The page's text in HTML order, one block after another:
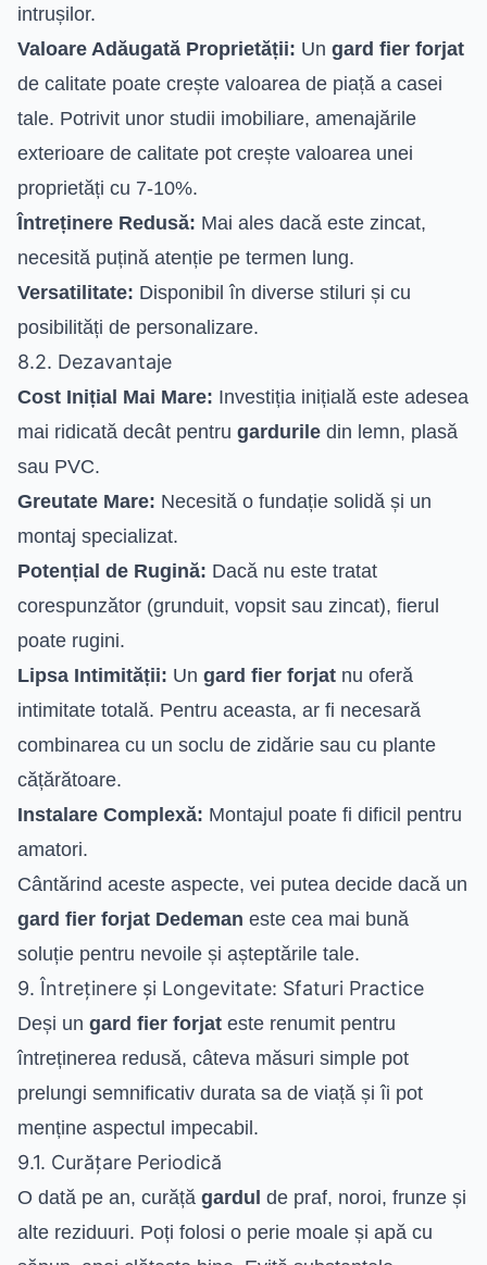
intrușilor.
Valoare Adăugată Proprietății: Un gard fier forjat
de calitate poate crește valoarea de piață a casei
tale. Potrivit unor studii imobiliare, amenajările
exterioare de calitate pot crește valoarea unei
proprietăți cu 7-10%.
Întreținere Redusă: Mai ales dacă este zincat,
necesită puțină atenție pe termen lung.
Versatilitate: Disponibil în diverse stiluri și cu
posibilități de personalizare.
8.2. Dezavantaje
Cost Inițial Mai Mare: Investiția inițială este adesea
mai ridicată decât pentru gardurile din lemn, plasă
sau PVC.
Greutate Mare: Necesită o fundație solidă și un
montaj specializat.
Potențial de Rugină: Dacă nu este tratat
corespunzător (grunduit, vopsit sau zincat), fierul
poate rugini.
Lipsa Intimității: Un gard fier forjat nu oferă
intimitate totală. Pentru aceasta, ar fi necesară
combinarea cu un soclu de zidărie sau cu plante
cățărătoare.
Instalare Complexă: Montajul poate fi dificil pentru
amatori.
Cântărind aceste aspecte, vei putea decide dacă un
gard fier forjat Dedeman este cea mai bună
soluție pentru nevoile și așteptările tale.
9. Întreținere și Longevitate: Sfaturi Practice
Deși un gard fier forjat este renumit pentru
întreținerea redusă, câteva măsuri simple pot
prelungi semnificativ durata sa de viață și îi pot
menține aspectul impecabil.
9.1. Curățare Periodică
O dată pe an, curăță gardul de praf, noroi, frunze și
alte reziduuri. Poți folosi o perie moale și apă cu